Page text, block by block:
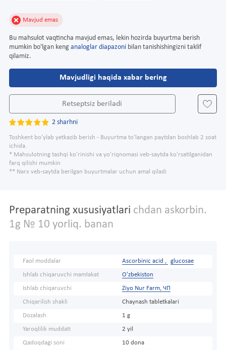
Mavjud emas
Bu mahsulot vaqtincha mavjud emas, lekin hozirda buyurtma berish
mumkin bo'lgan keng analoglar diapazoni bilan tanishishingizni taklif
qilamiz.
Mavjudligi haqida xabar bering
Retseptsiz beriladi
2 sharhni
Toshkent bo'ylab yetkazib berish - Buyurtma to'langan paytdan boshlab 2 soat
ichida.
* Mahsulotning tashqi ko'rinishi va yo'riqnomasi veb-saytda ko'rsatilganidan
farq qilishi mumkin
** Narx veb-saytda berilgan buyurtmalar uchun amal qiladi
Preparatning xususiyatlari chdan askorbin.
1g № 10 yorliq. banan
Faol moddalar Ascorbinic acid , glucosae
Ishlab chiqaruvchi mamlakat O'zbekiston
Ishlab chiqaruvchi Ziyo Nur Farm, ЧП
Chiqarilish shakli Chaynash tabletkalari
Dozalash 1 g
Yaroqlilik muddati 2 yil
Qadoqdagi soni 10 dona